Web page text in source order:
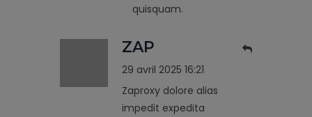
quisquam.
ZAP
29 avril 2025 16:21
Zaproxy dolore alias
impedit expedita